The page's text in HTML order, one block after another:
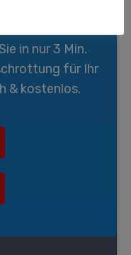
in nur 3 Min.
für Ihr
& kostenlos.